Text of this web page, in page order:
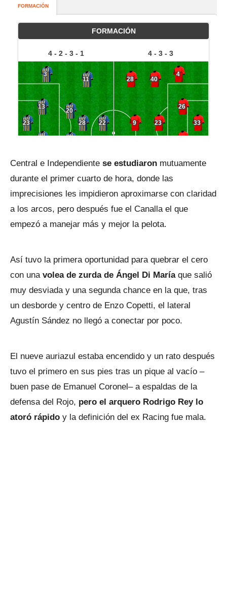
Central e Independiente se estudiaron mutuamente
durante el primer cuarto de hora, donde las
imprecisiones les impidieron aproximarse con claridad
a los arcos, pero después fue el Canalla el que
empezó a manejar más y mejor la pelota.
Así tuvo la primera oportunidad para quebrar el cero
con una volea de zurda de Ángel Di Maríaque salió
muy desviada y una segunda chance en la que, tras
un desborde y centro de Enzo Copetti, el lateral
Agustín Sández no llegó a conectar por poco.
El nueve auriazul estaba encendido y un rato después
tuvo el primero en sus pies tras un pique al vacío –
buen pase de Emanuel Coronel– a espaldas de la
defensa del Rojo, pero el arquero Rodrigo Rey lo
atoró rápido y la definición del ex Racing fue mala.